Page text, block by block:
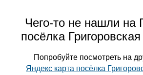
Чего-то не нашли на
посёлка
Попробуйте посмотреть на
Яндекс карта посёлка